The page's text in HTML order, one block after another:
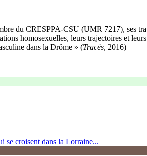
du CRESPPA-CSU (UMR 7217), ses
homosexuelles, leurs trajectoires et
dans la Drôme » (Tracés, 2016)
se croisent dans la Lorraine...